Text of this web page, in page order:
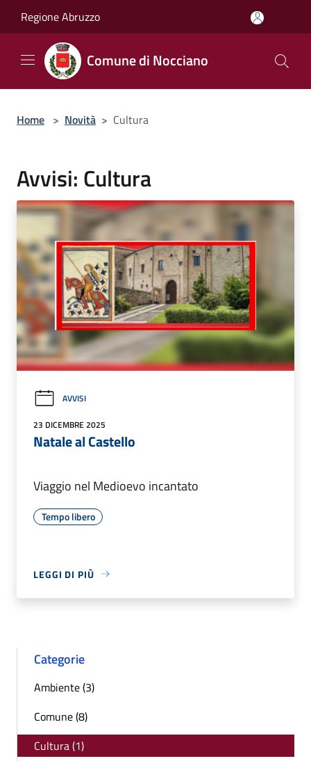
Regione Abruzzo
Comune di Nocciano
Home > Novità > Cultura
Avvisi: Cultura
AVVISI
23 DICEMBRE 2025
Natale al Castello
Viaggio nel Medioevo incantato
Tempo libero
LEGGI DI PIÙ
Categorie
Ambiente (3)
Comune (8)
Cultura (1)